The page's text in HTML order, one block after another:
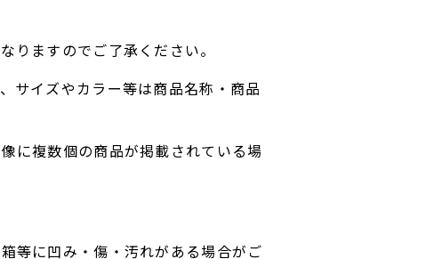
ますのでご了承ください。
サイズやカラー等は商品名称・商品
に複数個の商品が掲載されている場
等に凹み・傷・汚れがある場合がご